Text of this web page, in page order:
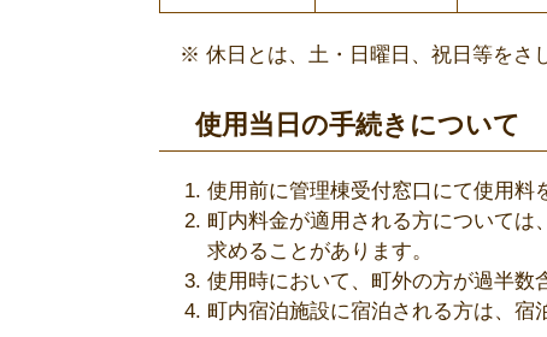
※ 休日とは、土・日曜日、祝日等をさし
使用当日の手続きについて
使用前に管理棟受付窓口にて使用料
町内料金が適用される方については
求めることがあります。
使用時において、町外の方が過半数
町内宿泊施設に宿泊される方は、宿